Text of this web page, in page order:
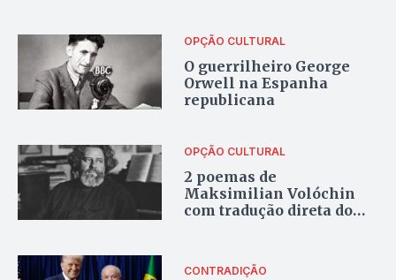
OPÇÃO CULTURAL
O guerrilheiro George
Orwell na Espanha
republicana
OPÇÃO CULTURAL
2 poemas de
Maksimilian Volóchin
com tradução direta do
CONTRADIÇÃO